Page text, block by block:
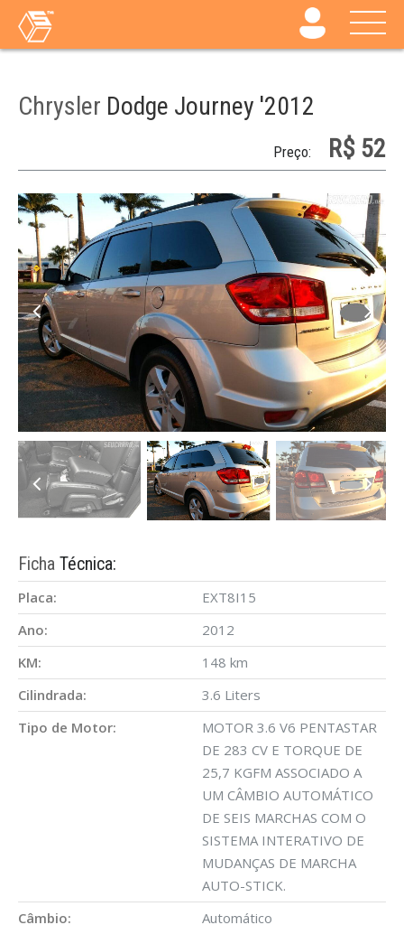
Chrysler Dodge Journey '2012
Preço: R$ 52
Ficha Técnica:
Placa:
EXT8I15
Ano:
2012
KM:
148 km
Cilindrada:
3.6 Liters
Tipo de Motor:
MOTOR 3.6 V6 PENTASTAR
DE 283 CV E TORQUE DE
25,7 KGFM ASSOCIADO A
UM CÂMBIO AUTOMÁTICO
DE SEIS MARCHAS COM O
SISTEMA INTERATIVO DE
MUDANÇAS DE MARCHA
AUTO-STICK.
Câmbio:
Automático